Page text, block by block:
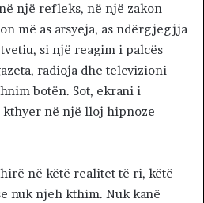
një refleks, në një zakon
më as arsyeja, as ndërgjegjja
si një reagim i palcës
radioja dhe televizioni
botën. Sot, ekrani i
në një lloj hipnoze
në këtë realitet të ri, këtë
nuk njeh kthim. Nuk kanë